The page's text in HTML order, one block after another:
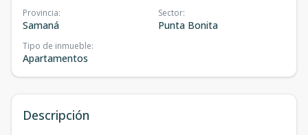
Provincia:
Samaná
Sector:
Punta Bonita
Tipo de inmueble:
Apartamentos
Descripción